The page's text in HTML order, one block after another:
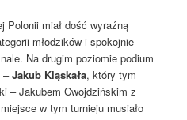
miał dość wyraźną
młodzików i spokojnie
Na drugim poziomie podium
–Jakub Kląskała, który tym
– Jakubem Cwojdzińskim z
w tym turnieju musiało